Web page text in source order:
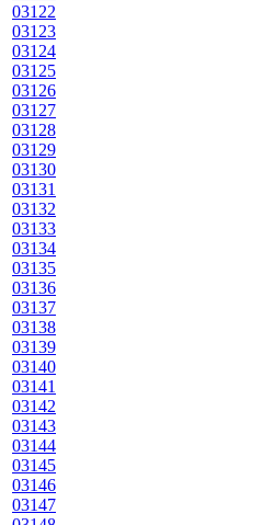
03122
03123
03124
03125
03126
03127
03128
03129
03130
03131
03132
03133
03134
03135
03136
03137
03138
03139
03140
03141
03142
03143
03144
03145
03146
03147